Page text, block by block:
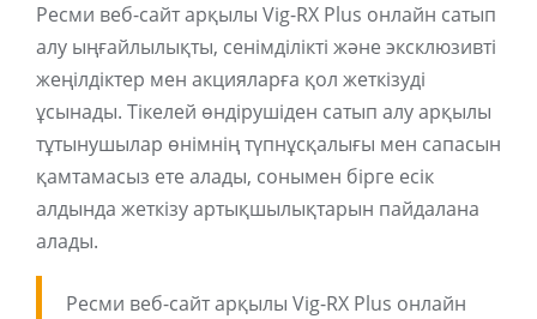
Ресми веб-сайт арқылы Vig-RX Plus онлайн сатып
алу ыңғайлылықты, сенімділікті және эксклюзивті
жеңілдіктер мен акцияларға қол жеткізуді
ұсынады. Тікелей өндірушіден сатып алу арқылы
тұтынушылар өнімнің түпнұсқалығы мен сапасын
қамтамасыз ете алады, сонымен бірге есік
алдында жеткізу артықшылықтарын пайдалана
алады.
Ресми веб-сайт арқылы Vig-RX Plus онлайн